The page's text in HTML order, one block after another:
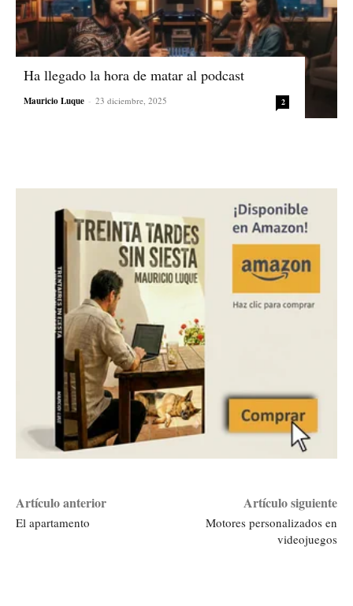
Ha llegado la hora de matar al podcast
Mauricio Luque - 23 diciembre, 2025 2
Artículo anterior
El apartamento
Artículo siguiente
Motores personalizados en
videojuegos